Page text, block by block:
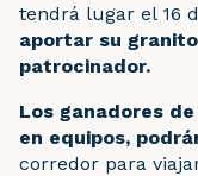
tendrá lugar el 16
aportar su
patrocinador.
Los ganadores
en equipos,
corredor para